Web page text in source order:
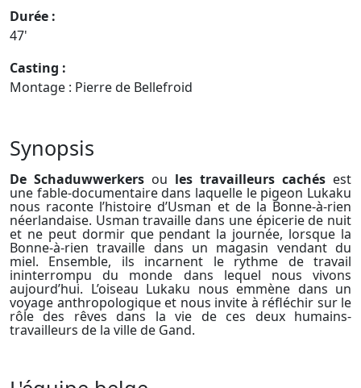
Durée :
47'
Casting :
Montage : Pierre de Bellefroid
Synopsis
De Schaduwwerkers ou les travailleurs cachés est
une fable-documentaire dans laquelle le pigeon Lukaku
nous raconte l’histoire d’Usman et de la Bonne-à-rien
néerlandaise. Usman travaille dans une épicerie de nuit
et ne peut dormir que pendant la journée, lorsque la
Bonne-à-rien travaille dans un magasin vendant du
miel. Ensemble, ils incarnent le rythme de travail
ininterrompu du monde dans lequel nous vivons
aujourd’hui. L’oiseau Lukaku nous emmène dans un
voyage anthropologique et nous invite à réfléchir sur le
rôle des rêves dans la vie de ces deux humains-
travailleurs de la ville de Gand.